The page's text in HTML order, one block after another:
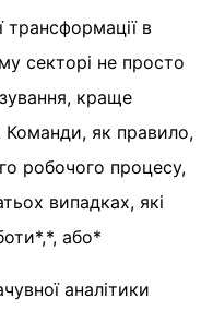
трансформації в
секторі не просто
краще
Команди, як правило,
робочого процесу,
випадках, які
або*
аналітики